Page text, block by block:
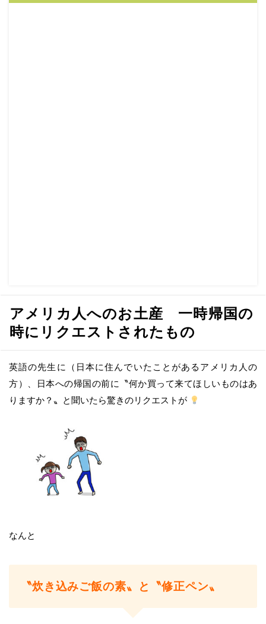
アメリカ人へのお土産 一時帰国の
時にリクエストされたもの
英語の先生に（日本に住んでいたことがあるアメリカ人の
方）、日本への帰国の前に〝何か買って来てほしいものはあ
りますか？〟と聞いたら驚きのリクエストが
なんと
〝炊き込みご飯の素〟と〝修正ペン〟